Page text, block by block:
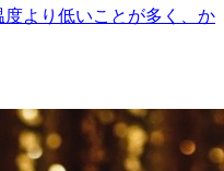
より低いことが多く、か